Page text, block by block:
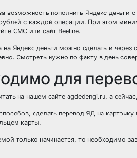
возможность пополнить Яндекс деньги
с каждой операции. При этом
СМС или сайт Beeline.
на Яндекс деньги можно сделать и
Смотреть нужно по факту в день
для
на нашем сайте agdedengi.ru, а
сделать перевод ЯД на
карты.
только начинается, то необходимо